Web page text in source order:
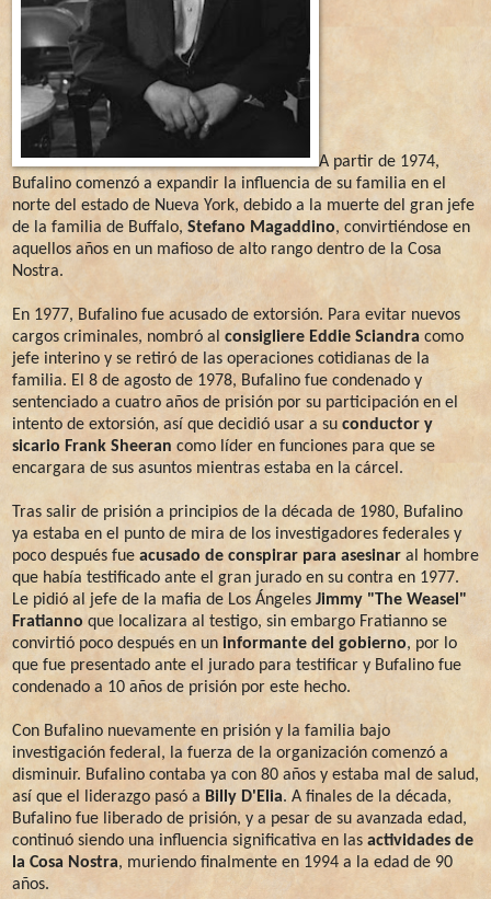
A partir de 1974,
Bufalino comenzó a expandir la influencia de su familia en el
norte del estado de Nueva York, debido a la muerte del gran jefe
de la familia de Buffalo, Stefano Magaddino, convirtiéndose en
aquellos años en un mafioso de alto rango dentro de la Cosa
Nostra.
En 1977, Bufalino fue acusado de extorsión. Para evitar nuevos
cargos criminales, nombró al consigliere Eddie Sciandra como
jefe interino y se retiró de las operaciones cotidianas de la
familia. El 8 de agosto de 1978, Bufalino fue condenado y
sentenciado a cuatro años de prisión por su participación en el
intento de extorsión, así que decidió usar a su conductor y
sicario Frank Sheeran como líder en funciones para que se
encargara de sus asuntos mientras estaba en la cárcel.
Tras salir de prisión a principios de la década de 1980, Bufalino
ya estaba en el punto de mira de los investigadores federales y
poco después fue acusado de conspirar para asesinar al hombre
que había testificado ante el gran jurado en su contra en 1977.
Le pidió al jefe de la mafia de Los Ángeles Jimmy "The Weasel"
Fratianno que localizara al testigo, sin embargo Fratianno se
convirtió poco después en un informante del gobierno, por lo
que fue presentado ante el jurado para testificar y Bufalino fue
condenado a 10 años de prisión por este hecho.
Con Bufalino nuevamente en prisión y la familia bajo
investigación federal, la fuerza de la organización comenzó a
disminuir. Bufalino contaba ya con 80 años y estaba mal de salud,
así que el liderazgo pasó a Billy D'Elia. A finales de la década,
Bufalino fue liberado de prisión, y a pesar de su avanzada edad,
continuó siendo una influencia significativa en las actividades de
la Cosa Nostra, muriendo finalmente en 1994 a la edad de 90
años.